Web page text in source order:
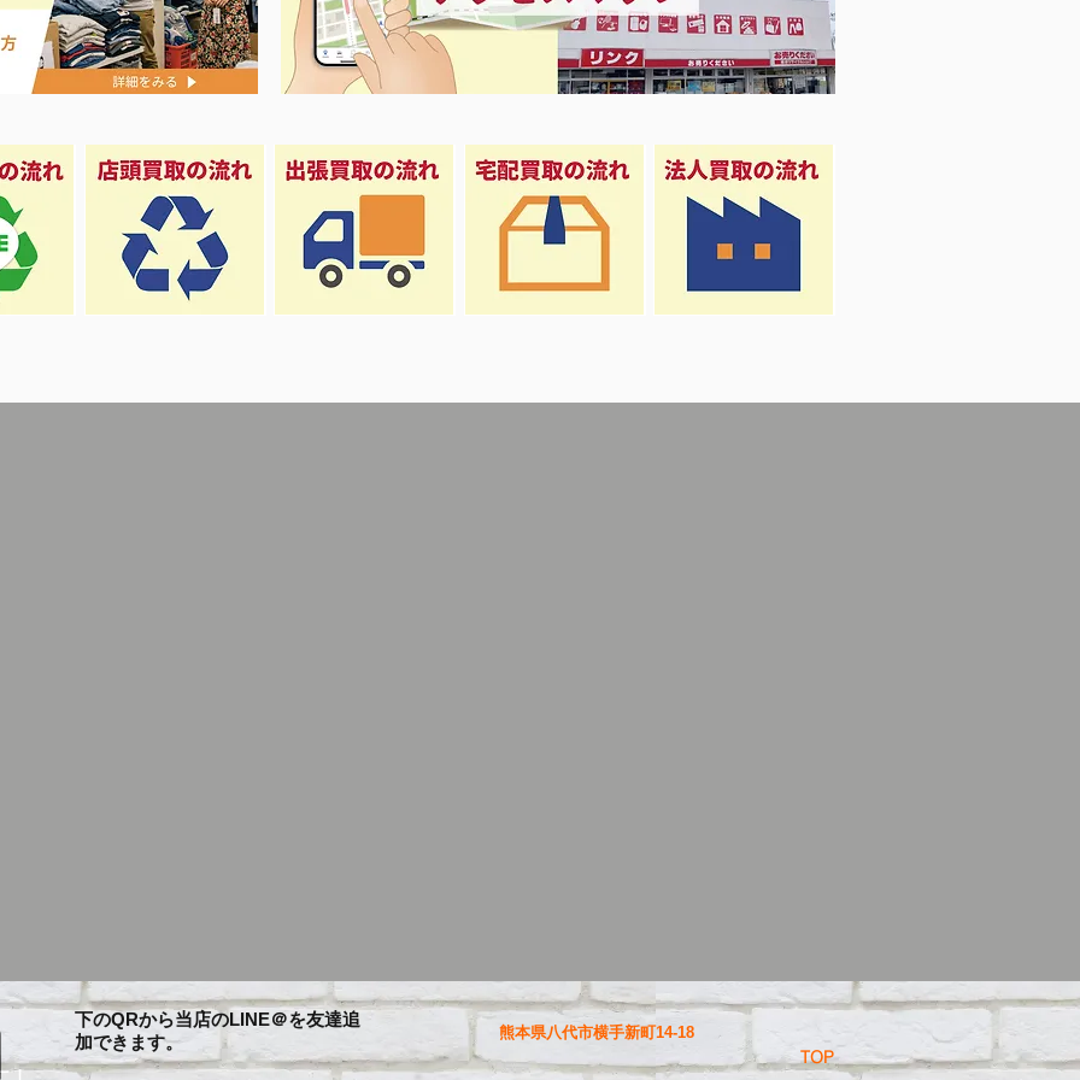
ール＆エアコン祭り‼️ 夏に向けて冷凍庫！大量品揃え❗️
下のQRから当店のLINE＠を友達追
加できます。
TOP
熊本県八代市横手新町14-18